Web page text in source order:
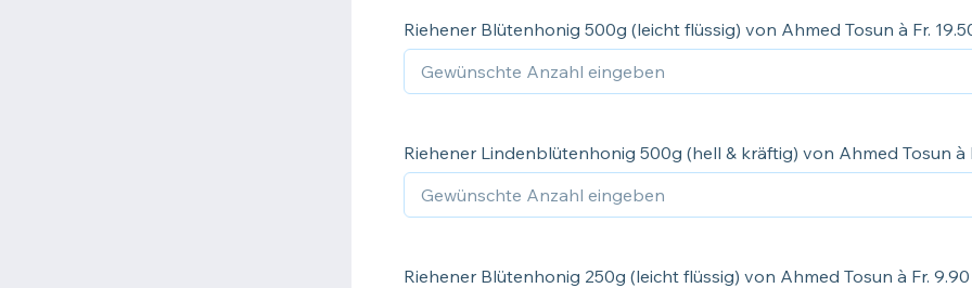
Riehener Blütenhonig 500g (leicht flüssig) von Ahmed Tosun à Fr.
Riehener Lindenblütenhonig 500g (hell & kräftig) von Ahmed Tosun à
Riehener Blütenhonig 250g (leicht flüssig) von Ahmed Tosun à Fr. 9.90